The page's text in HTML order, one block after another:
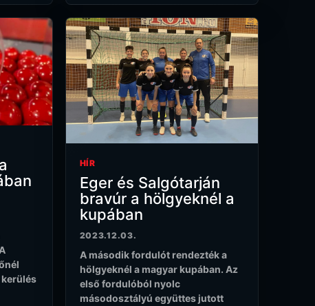
kerülés
HÍR
Eger és Salgótarján
bravúr a hölgyeknél a
kupában
2023.12.03.
A második fordulót rendezték a
hölgyeknél a magyar kupában. Az
első fordulóból nyolc
másodosztályú együttes jutott